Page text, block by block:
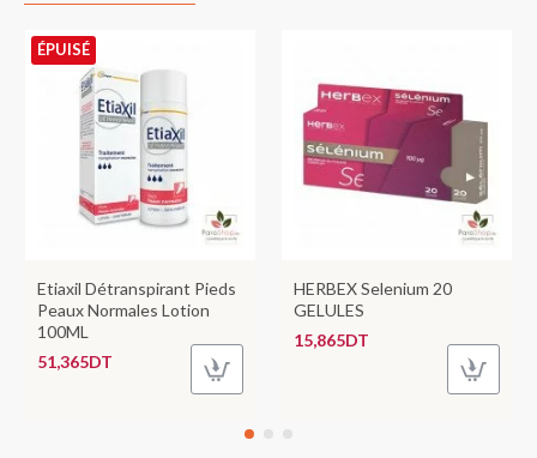
ÉPUISÉ
Etiaxil Détranspirant Pieds
Peaux Normales Lotion
100ML
51,365DT
HERBEX Selenium 20
GELULES
15,865DT